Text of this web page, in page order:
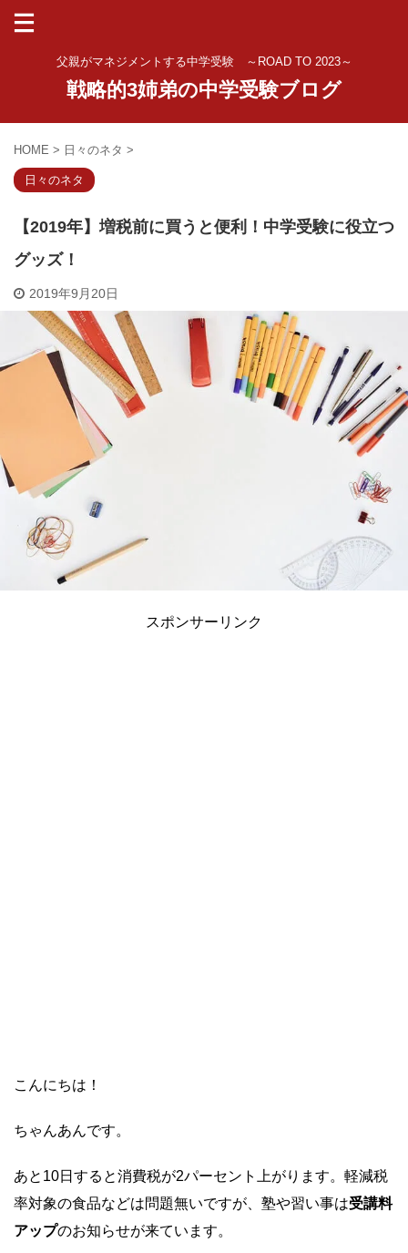
父親がマネジメントする中学受験 ～ROAD TO 2023～
戦略的3姉弟の中学受験ブログ
HOME > 日々のネタ >
日々のネタ
【2019年】増税前に買うと便利！中学受験に役立つ
グッズ！
2019年9月20日
スポンサーリンク
こんにちは！
ちゃんあんです。
あと10日すると消費税が2パーセント上がります。軽減税
率対象の食品などは問題無いですが、塾や習い事は受講料
アップのお知らせが来ています。